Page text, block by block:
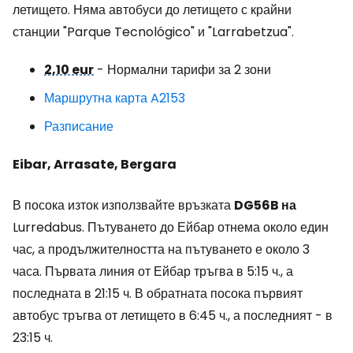
летището. Няма автобуси до летището с крайни
станции "Parque Tecnológico" и "Larrabetzua".
2,10 eur - Нормални тарифи за 2 зони
Маршрутна карта A2153
Разписание
Eibar, Arrasate, Bergara
В посока изток използвайте връзката DG56B на
Lurredabus. Пътуването до Ейбар отнема около един
час, а продължителността на пътуването е около 3
часа. Първата линия от Ейбар тръгва в 5:15 ч., а
последната в 21:15 ч. В обратната посока първият
автобус тръгва от летището в 6:45 ч., а последният - в
23:15 ч.